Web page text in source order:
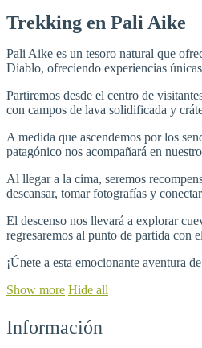
Trekking en Pali Aike
Pali Aike es un tesoro natural que
Diablo, ofreciendo experiencias
Partiremos desde el centro de
con campos de lava solidificada y
A medida que ascendemos por los
patagónico nos acompañará en
Al llegar a la cima, seremos
descansar, tomar fotografías y
El descenso nos llevará a explorar
regresaremos al punto de partida con
¡Únete a esta emocionante aventura
Show more Hide all
Información